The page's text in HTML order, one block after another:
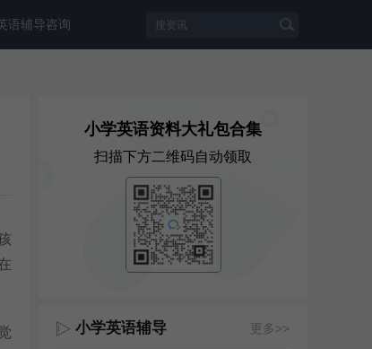
语辅导咨询
小学英语资料大礼包合集
扫描下方二维码自动领取
小学英语辅导 更多>>